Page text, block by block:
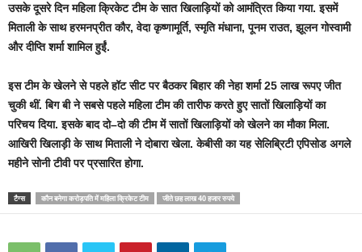
उसके दूसरे दिन महिला क्रिकेट टीम के सात खिलाड़ियों को आमंत्रित किया गया. इसमें
मिताली के साथ हरमनप्रीत कौर, वेदा कृष्णामूर्ति, स्मृति मंधाना, पूनम राउत, झूलन गोस्वामी
और दीप्ति शर्मा शामिल हुईं.
इस टीम के खेलने से पहले हॉट सीट पर बैठकर बिहार की नेहा शर्मा 25 लाख रूपए जीत
चुकी थीं. बिग बी ने सबसे पहले महिला टीम की तारीफ करते हुए सातों खिलाड़ियों का
परिचय दिया. इसके बाद दो–दो की टीम में सातों खिलाड़ियों को खेलने का मौका मिला.
आखिरी खिलाड़ी के साथ मिताली ने दोबारा खेला. केबीसी का यह सेलिब्रिटी एपिसोड अगले
महीने सोनी टीवी पर प्रसारित होगा.
टैग्स कौन बनेगा करोड़पति में महिला क्रिकेट टीम जीते छह लाख 40 हजार रुपये